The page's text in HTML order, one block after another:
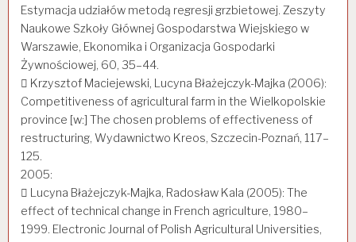
Estymacja udziałów metodą regresji grzbietowej. Zeszyty
Naukowe Szkoły Głównej Gospodarstwa Wiejskiego w
Warszawie, Ekonomika i Organizacja Gospodarki
Żywnościowej, 60, 35–44.
 Krzysztof Maciejewski, Lucyna Błażejczyk-Majka (2006):
Competitiveness of agricultural farm in the Wielkopolskie
province [w:] The chosen problems of effectiveness of
restructuring, Wydawnictwo Kreos, Szczecin-Poznań, 117–
125.
2005:
 Lucyna Błażejczyk-Majka, Radosław Kala (2005): The
effect of technical change in French agriculture, 1980–
1999. Electronic Journal of Polish Agricultural Universities,